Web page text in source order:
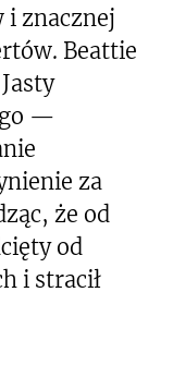
i znacznej
Beattie
—
za
że od
od
i stracił